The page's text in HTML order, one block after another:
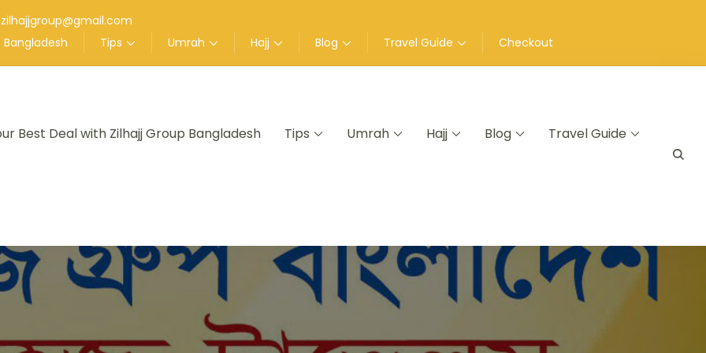
zilhajjgroup@gmail.com
Tips Umrah Hajj Blog Travel Guide Checkout
Best Deal with Zilhajj Group Bangladesh Tips Umrah Hajj Blog Travel Guide